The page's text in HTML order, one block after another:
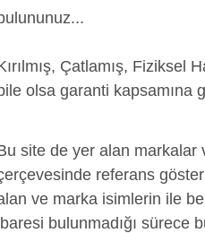
Çatlamış, Fiziksel
olsa garanti kapsamına
site de yer alan markalar
referans
ve marka isimlerin ile
bulunmadığı sürece